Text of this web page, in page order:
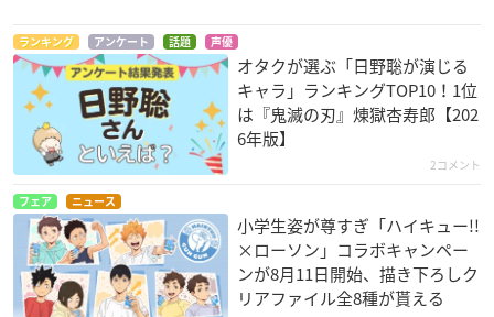
ランキング アンケート 話題 声優
オタクが選ぶ「日野聡が演じる
キャラ」ランキングTOP10！1位
は『鬼滅の刃』煉󠄁獄杏寿郎【202
6年版】
2コメント
フェア ニュース
小学生姿が尊すぎ「ハイキュー!!
×ローソン」コラボキャンペー
ンが8月11日開始、描き下ろしク
リアファイル全8種が貰える